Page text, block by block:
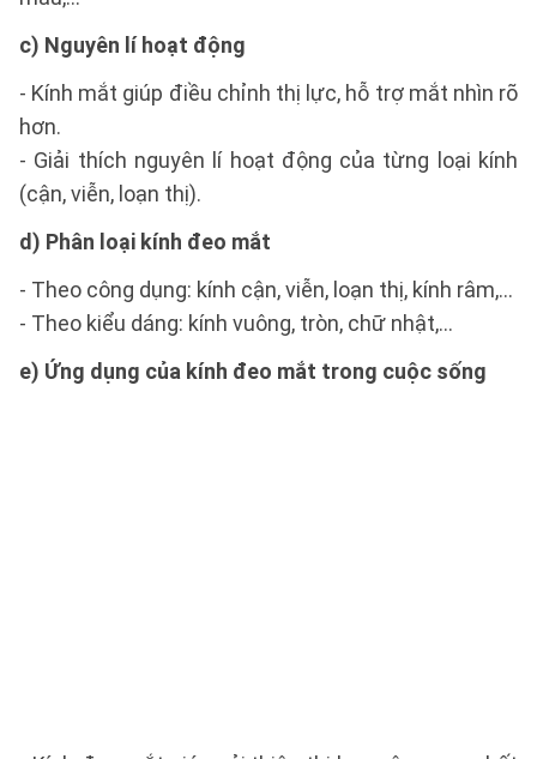
c) Nguyên lí hoạt động
- Kính mắt giúp điều chỉnh thị lực, hỗ trợ mắt nhìn rõ
hơn.
- Giải thích nguyên lí hoạt động của từng loại kính
(cận, viễn, loạn thị).
d) Phân loại kính đeo mắt
- Theo công dụng: kính cận, viễn, loạn thị, kính râm,...
- Theo kiểu dáng: kính vuông, tròn, chữ nhật,...
e) Ứng dụng của kính đeo mắt trong cuộc sống